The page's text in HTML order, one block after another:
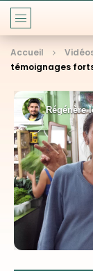
Accueil
témoignages